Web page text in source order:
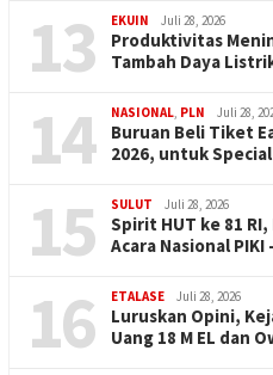
13 EKUIN Juli 28, 2026
Produktivitas
Tambah Daya
14 NASIONAL, PLN Juli 28,
Buruan Beli Tiket
2026, untuk
15 SULUT Juli 28, 2026
Spirit HUT ke 81
Acara Nasional
16 ETALASE Juli 28, 2026
Luruskan Opini,
Uang 18 M EL dan